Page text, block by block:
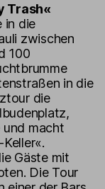
Trash«
in die
zwischen
100
in die
die
macht
Gäste mit
Die Tour